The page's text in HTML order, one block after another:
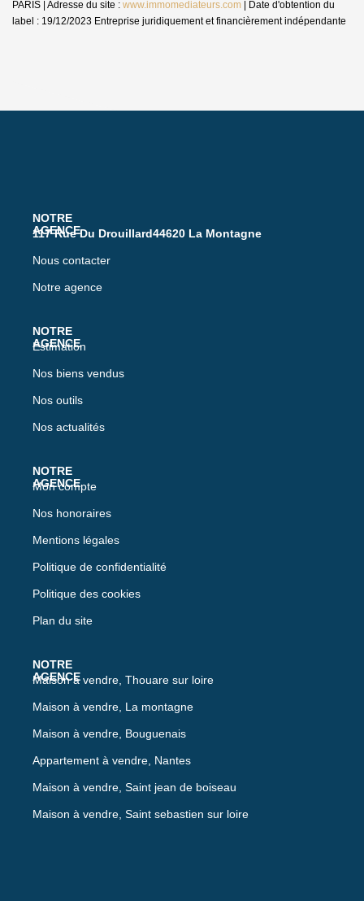
PARIS | Adresse du site : www.immomediateurs.com | Date d'obtention du
label : 19/12/2023 Entreprise juridiquement et financièrement indépendante
117 Rue Du Drouillard44620 La Montagne
Nous contacter
Notre agence
Estimation
Nos biens vendus
Nos outils
Nos actualités
Mon compte
Nos honoraires
Mentions légales
Politique de confidentialité
Politique des cookies
Plan du site
Maison à vendre, Thouare sur loire
Maison à vendre, La montagne
Maison à vendre, Bouguenais
Appartement à vendre, Nantes
Maison à vendre, Saint jean de boiseau
Maison à vendre, Saint sebastien sur loire